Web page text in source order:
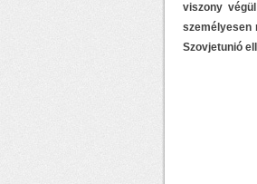
viszony
személyesen
Szovjetunió